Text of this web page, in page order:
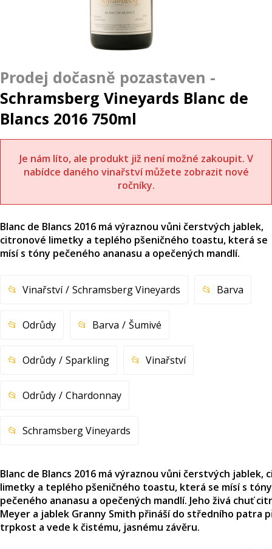
Schramsberg Vineyards Blanc de
Blancs 2016 750ml
Je nám líto, ale produkt již není možné zakoupit. V
nabídce daného vinařství můžete zobrazit nové
ročníky.
Blanc de Blancs 2016 má výraznou vůni čerstvých jablek,
citronové limetky a teplého pšeničného toastu, která se
mísí s tóny pečeného ananasu a opečených mandlí.
Vinařství Schramsberg Vineyards Barva
Odrůdy Barva Šumivé
Odrůdy Sparkling Vinařství
Odrůdy Chardonnay
Schramsberg Vineyards
Blanc de Blancs 2016 má výraznou vůni čerstvých jablek,
limetky a teplého pšeničného toastu, která se mísí s tóny
pečeného ananasu a opečených mandlí. Jeho živá chuť
Meyer a jablek Granny Smith přináší do středního patra
trpkost a vede k čistému, jasnému závěru.